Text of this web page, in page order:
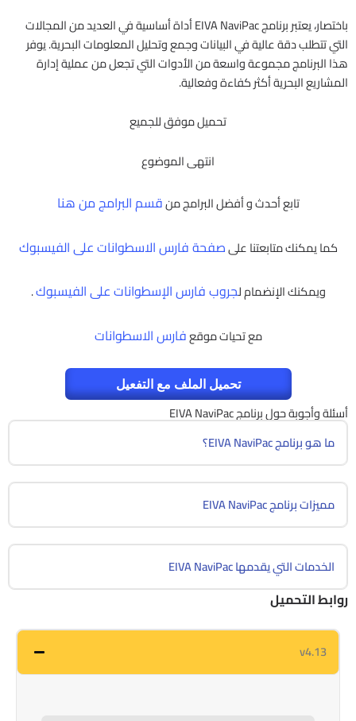
باختصار، يعتبر برنامج EIVA NaviPac أداة أساسية في العديد من المجالات
التي تتطلب دقة عالية في البيانات وجمع وتحليل المعلومات البحرية. يوفر
هذا البرنامج مجموعة واسعة من الأدوات التي تجعل من عملية إدارة
المشاريع البحرية أكثر كفاءة وفعالية.
تحميل موفق للجميع
انتهى الموضوع
تابع أحدث و أفضل البرامج منقسم البرامج من هنا
كما يمكنك متابعتنا علىصفحة فارس الاسطوانات على الفيسبوك
ويمكنك الإنضمام لجروب فارس الإسطوانات على الفيسبوك.
مع تحيات موقعفارس الاسطوانات
تحميل الملف مع التفعيل
أسئلة وأجوبة حول برنامج EIVA NaviPac
ما هو برنامج EIVA NaviPac؟
مميزات برنامج EIVA NaviPac
الخدمات التي يقدمها EIVA NaviPac
روابط التحميل
v4.13